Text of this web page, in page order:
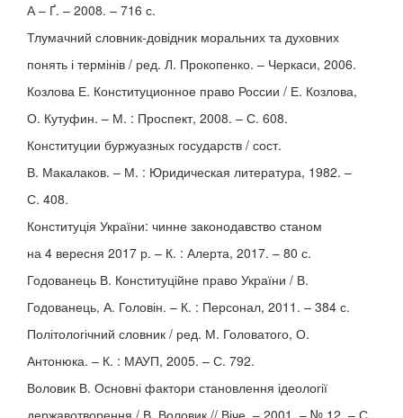
А – Ґ. – 2008. – 716 с.
Тлумачний словник-довідник моральних та духовних
понять і термінів / ред. Л. Прокопенко. – Черкаси, 2006.
Козлова Е. Конституционное право России / Е. Козлова,
О. Кутуфин. – М. : Проспект, 2008. – С. 608.
Конституции буржуазных государств / сост.
В. Макалаков. – М. : Юридическая литература, 1982. –
С. 408.
Конституція України: чинне законодавство станом
на 4 вересня 2017 р. – К. : Алерта, 2017. – 80 с.
Годованець В. Конституційне право України / В.
Годованець, А. Головін. – К. : Персонал, 2011. – 384 с.
Політологічний словник / ред. М. Головатого, О.
Антонюка. – К. : МАУП, 2005. – С. 792.
Воловик В. Основні фактори становлення ідеології
державотворення / В. Воловик // Віче. – 2001. – № 12. – С.